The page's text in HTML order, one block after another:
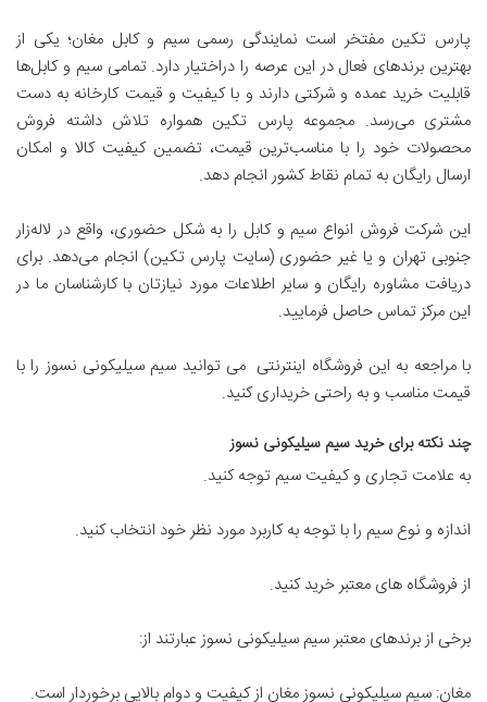
پارس تکین مفتخر است نمایندگی رسمی سیم و کابل مغان؛ یکی از
بهترین برند‌های فعال در این عرصه را دراختیار دارد. تمامی سیم و کابل‌ها
قابلیت خرید عمده و شرکتی دارند و با کیفیت و قیمت کارخانه به دست
مشتری می‌رسد. مجموعه پارس تکین همواره تلاش داشته فروش
محصولات خود را با مناسب‌ترین قیمت، تضمین کیفیت کالا و امکان
ارسال رایگان به تمام نقاط کشور انجام دهد.
این شرکت فروش انواع سیم و کابل را به شکل حضوری، واقع در لاله‌زار
جنوبی تهران و یا غیر حضوری (سایت پارس تکین) انجام می‌دهد. برای
دریافت مشاوره رایگان و سایر اطلاعات مورد نیازتان با کارشناسان ما در
این مرکز تماس حاصل فرمایید.
با مراجعه به این فروشگاه اینترنتی می توانید سیم سیلیکونی نسوز را با
قیمت مناسب و به راحتی خریداری کنید.
چند نکته برای خرید سیم سیلیکونی نسوز
به علامت تجاری و کیفیت سیم توجه کنید.
اندازه و نوع سیم را با توجه به کاربرد مورد نظر خود انتخاب کنید.
از فروشگاه های معتبر خرید کنید.
برخی از برندهای معتبر سیم سیلیکونی نسوز عبارتند از:
مغان: سیم سیلیکونی نسوز مغان از کیفیت و دوام بالایی برخوردار است.